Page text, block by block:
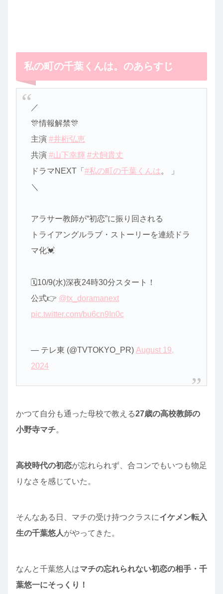
私の町の千葉くんは。のあらすじ
／
🎊情報解禁🎊
主演 #井桁弘恵
共演 #山下幸輝 #犬飼貴丈
ドラマNEXT「 #私の町の千葉くんは 。 」
＼
アラサー教師が“初恋”に振り回される
トライアングルラブ・ストーリーを連続ドラ
マ化💓
🗓️10/9(水)深夜24時30分スタート！
公式👉 @tx_doramanext
pic.twitter.com/bu6cn9In0c
— テレ東 (@TVTOKYO_PR) August 19,
2024
かつて自分も通った母校で教える27歳の高校教師の
小野寺マチ。
高校時代の初恋が忘れられず、合コンでもいつも物足
りなさを感じていた。
そんなある日、マチの受け持つクラスにイケメン転入
生の千葉悠人がやってきた。
なんと千葉悠人はマチの忘れられない初恋の相手・千
葉悠一にそっくり！